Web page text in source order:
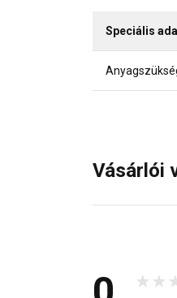
Speciális
Vásárlói